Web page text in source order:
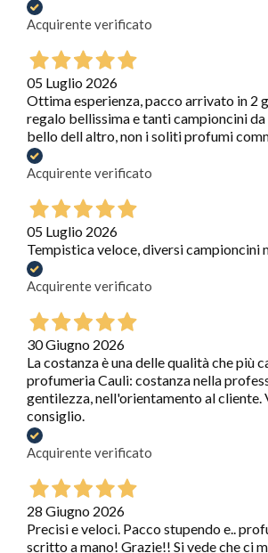
Acquirente verificato
05 Luglio 2026
Ottima esperienza, pacco arrivato in 2
regalo bellissima e tanti campioncini
bello dell altro, non i soliti profumi
Acquirente verificato
05 Luglio 2026
Tempistica veloce, diversi campioncini
Acquirente verificato
30 Giugno 2026
La costanza è una delle qualità che più
profumeria Cauli: costanza nella
gentilezza, nell'orientamento al cliente.
consiglio.
Acquirente verificato
28 Giugno 2026
Precisi e veloci. Pacco stupendo e..
scritto a mano! Grazie!! Si vede che ci